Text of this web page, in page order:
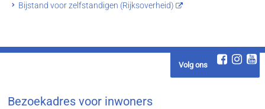
Bijstand voor zelfstandigen (Rijksoverheid)
Volg ons
Bezoekadres voor inwoners